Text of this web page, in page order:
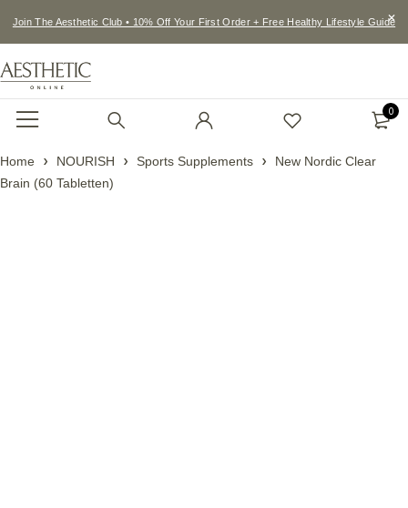
Join The Aesthetic Club • 10% Off Your First Order + Free Healthy Lifestyle Guide
0
Home NOURISH Sports Supplements
New Nordic Clear
Brain (60 Tabletten)